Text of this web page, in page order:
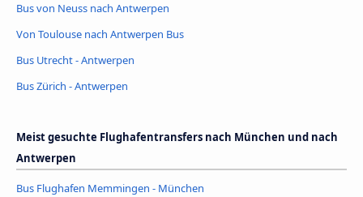
Bus von Neuss nach Antwerpen
Von Toulouse nach Antwerpen Bus
Bus Utrecht - Antwerpen
Bus Zürich - Antwerpen
Meist gesuchte Flughafentransfers nach München und nach
Antwerpen
Bus Flughafen Memmingen - München